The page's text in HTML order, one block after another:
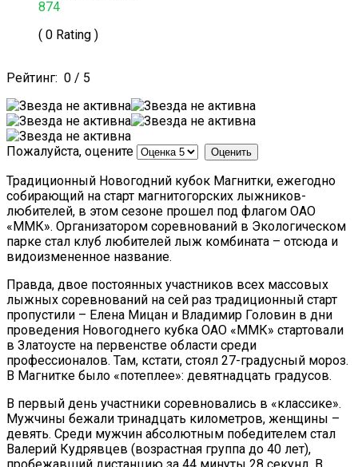
874
( 0 Rating )
Рейтинг: 0 / 5
Пожалуйста, оцените
Традиционный Новогодний кубок Магнитки, ежегодно
собирающий на старт магнитогорских лыжников-
любителей, в этом сезоне прошел под флагом ОАО
«ММК». Организатором соревнований в Экологическом
парке стал клуб любителей лыж комбината – отсюда и
видоизмененное название.
Правда, двое постоянных участников всех массовых
лыжных соревнований на сей раз традиционный старт
пропустили – Елена Мицан и Владимир Головин в дни
проведения Новогоднего кубка ОАО «ММК» стартовали
в Златоусте на первенстве области среди
профессионалов. Там, кстати, стоял 27-градусный мороз.
В Магнитке было «потеплее»: девятнадцать градусов.
В первый день участники соревновались в «классике».
Мужчины бежали тринадцать километров, женщины –
девять. Среди мужчин абсолютным победителем стал
Валерий Кудрявцев (возрастная группа до 40 лет),